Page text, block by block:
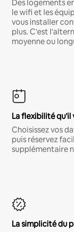
Des logements
le wifi et les
vous installer
plus. C'est
moyenne ou
La flexibilité qu'il
Choisissez vos
puis réservez
supplémentaire
La simplicité du